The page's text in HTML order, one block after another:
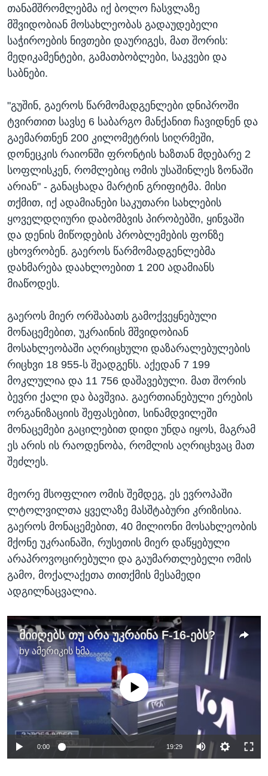
თანამშრომლებმა იქ ბოლო ჩასვლაზე
მშვიდობიან მოსახლეობას გადაუდებელი
საჭიროების ნივთები დაურიგეს, მათ შორის:
მედიკამენტები, გამათბობლები, საკვები და
საბნები.
"გუშინ, გაეროს წარმომადგენლები დნიპროში
ტვირთით სავსე 6 საბარგო მანქანით ჩავიდნენ და
გაემართნენ 200 კილომეტრის სიღრმეში,
დონეცკის რაიონში ფრონტის ხაზთან მდებარე 2
სოფლისკენ, რომლებიც ომის უსაშინლეს ზონაში
არიან" - განაცხადა მარტინ გრიფიტმა. მისი
თქმით, იქ ადამიანები საკუთარი სახლების
ყოველდღიური დაბომბვის პირობებში, ყინვაში
და დენის მიწოდების პრობლემების ფონზე
ცხოვრობენ. გაეროს წარმომადგენლებმა
დახმარება დაახლოებით 1 200 ადამიანს
მიაწოდეს.
გაეროს მიერ ორშაბათს გამოქვეყნებული
მონაცემებით, უკრაინის მშვიდობიან
მოსახლეობაში აღრიცხული დაზარალებულების
რიცხვი 18 955-ს შეადგენს. აქედან 7 199
მოკლულია და 11 756 დაშავებული. მათ შორის
ბევრი ქალი და ბავშვია. გაერთიანებული ერების
ორგანიზაციის შეფასებით, სინამდვილეში
მონაცემები გაცილებით დიდი უნდა იყოს, მაგრამ
ეს არის ის რაოდენობა, რომლის აღრიცხვაც მათ
შეძლეს.
მეორე მსოფლიო ომის შემდეგ, ეს ევროპაში
ლტოლვილთა ყველაზე მასშტაბური კრიზისია.
გაეროს მონაცემებით, 40 მილიონი მოსახლეობის
მქონე უკრაინაში, რუსეთის მიერ დაწყებული
არაპროვოცირებული და გაუმართლებელი ომის
გამო, მოქალაქეთა თითქმის მესამედი
ადგილნაცვალია.
მიიღებს თუ არა უკრაინა F-16-ებს?
byამერიკის ხმა
No media source currently available
0:00 19:29